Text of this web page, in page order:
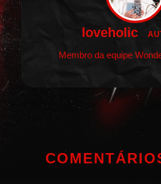
loveholic
Membro da equipe